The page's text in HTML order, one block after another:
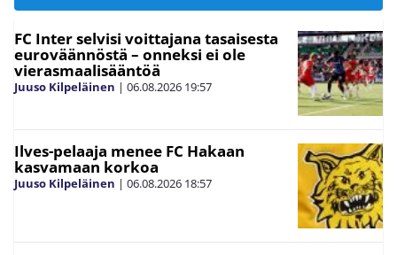
FC Inter selvisi voittajana tasaisesta
euroväännöstä – onneksi ei ole
vierasmaalisääntöä
Juuso Kilpeläinen | 06.08.2026 19:57
Ilves-pelaaja menee FC Hakaan
kasvamaan korkoa
Juuso Kilpeläinen | 06.08.2026 18:57